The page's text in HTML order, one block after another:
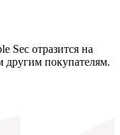
Sec отразится на
другим покупателям.